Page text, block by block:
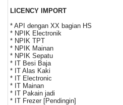
LICENCY IMPORT
* API dengan XX bagian HS
* NPIK Electronik
* NPIK TPT
* NPIK Mainan
* NPIK Sepatu
* IT Besi Baja
* IT Alas Kaki
* IT Electronic
* IT Mainan
* IT Pakain jadi
* IT Frezer [Pendingin]